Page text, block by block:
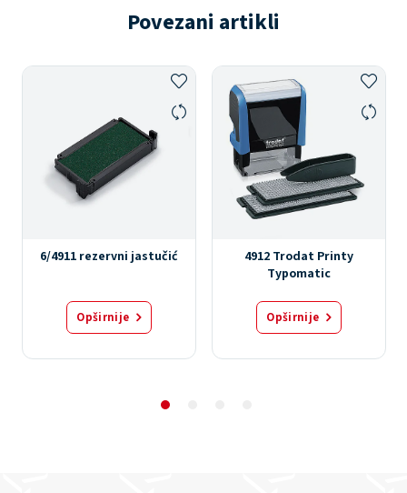
Povezani artikli
6/4911 rezervni jastučić
Opširnije
4912 Trodat Printy
Typomatic
Opširnije